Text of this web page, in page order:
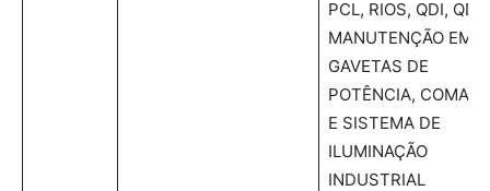
PCL, RIOS, QDI, QDL;
MANUTENÇÃO EM
GAVETAS DE
POTÊNCIA,
E SISTEMA DE
ILUMINAÇÃO
INDUSTRIAL